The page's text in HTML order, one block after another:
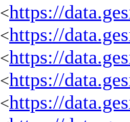
<https://
<https://
<https://
<https://
<https://